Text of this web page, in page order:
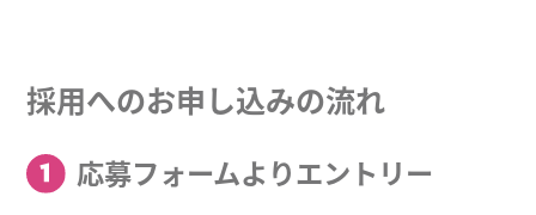
採用へのお申し込みの流れ
応募フォームよりエントリー